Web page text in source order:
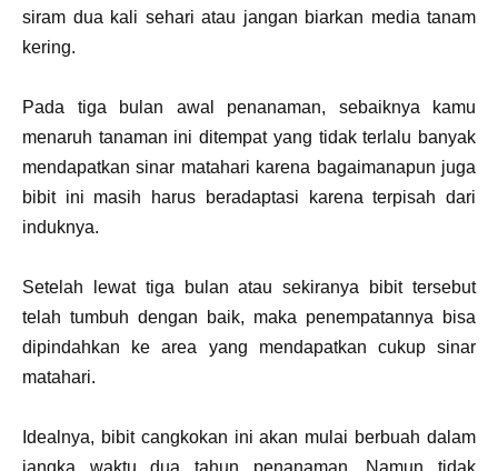
siram dua kali sehari atau jangan biarkan media tanam
kering.
Pada tiga bulan awal penanaman, sebaiknya kamu
menaruh tanaman ini ditempat yang tidak terlalu banyak
mendapatkan sinar matahari karena bagaimanapun juga
bibit ini masih harus beradaptasi karena terpisah dari
induknya.
Setelah lewat tiga bulan atau sekiranya bibit tersebut
telah tumbuh dengan baik, maka penempatannya bisa
dipindahkan ke area yang mendapatkan cukup sinar
matahari.
Idealnya, bibit cangkokan ini akan mulai berbuah dalam
jangka waktu dua tahun penanaman. Namun tidak